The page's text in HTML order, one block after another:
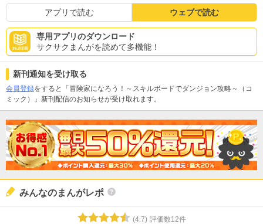
アプリで読む ウェブで読む
専用アプリのダウンロード
サクサクまんがを読めて多機能！
新刊通知を受け取る
会員登録をすると「冒険家になろう！～スキルボードでダンジョン攻略～（コ
ミック）」新刊配信のお知らせが受け取れます。
みんなのまんがレポ
(4.7) 評価数12件